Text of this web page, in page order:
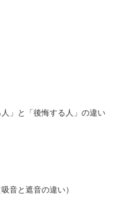
」と「後悔する人」の違い
音と遮音の違い）